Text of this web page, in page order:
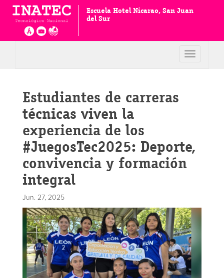
Escuela Hotel Nicarao, San Juan
del Sur
Toggle
Estudiantes de carreras
técnicas viven la
experiencia de los
#JuegosTec2025: Deporte,
convivencia y formación
integral
Jun. 27, 2025